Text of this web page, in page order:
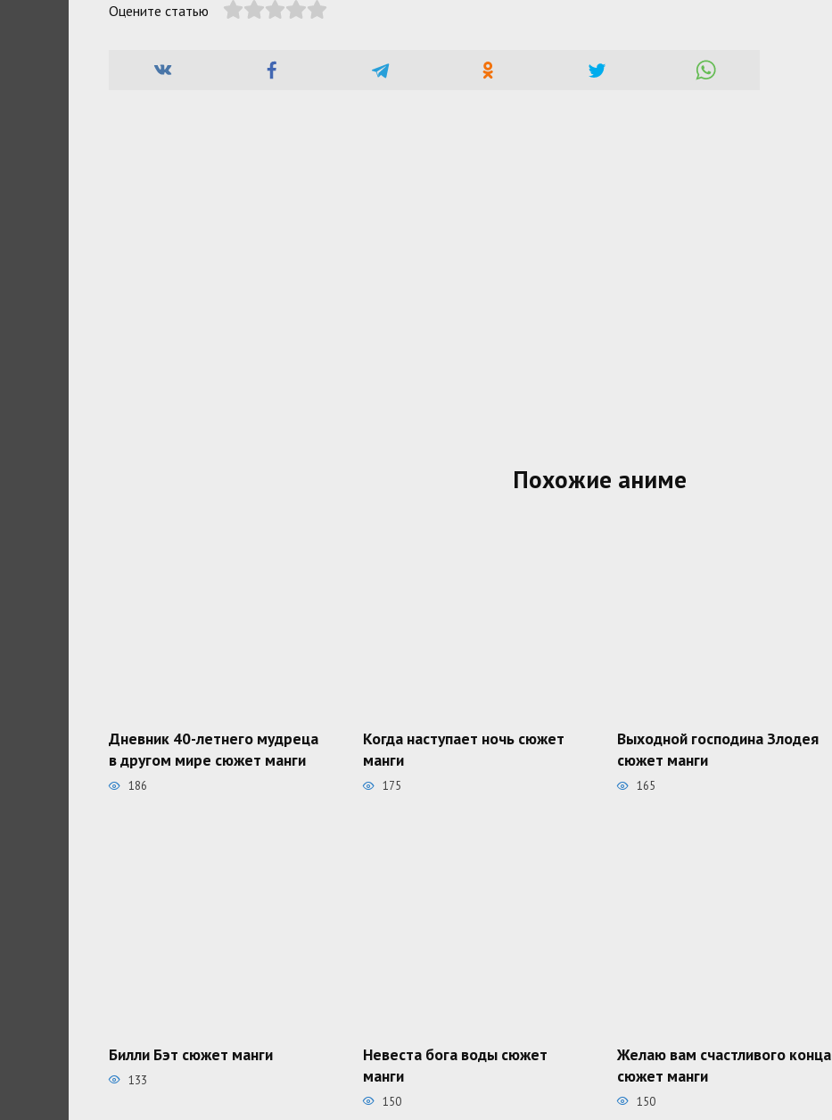
Оцените статью
Похожие аниме
Дневник 40-летнего мудреца
в другом мире сюжет манги
186
Когда наступает ночь сюжет
манги
175
Выходной господина Злодея
сюжет манги
165
Билли Бэт сюжет манги
133
Невеста бога воды сюжет
манги
150
Желаю вам счастливого конца
сюжет манги
150